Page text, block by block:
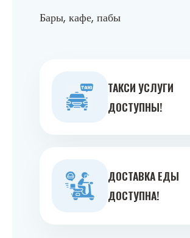
Бары, кафе, пабы
ТАКСИ УСЛУГИ
ДОСТУПНЫ!
ДОСТАВКА ЕДЫ
ДОСТУПНА!